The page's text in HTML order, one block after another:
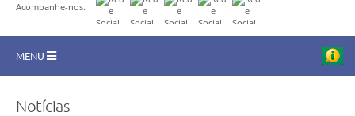
Acompanhe-nos:
MENU
CIDADE
Notícias